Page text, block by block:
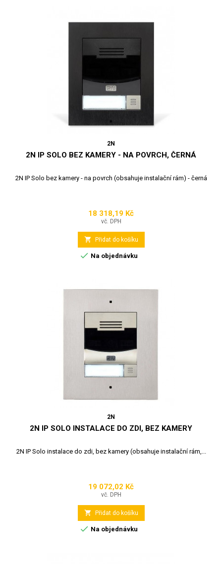
2N
2N IP SOLO BEZ KAMERY - NA POVRCH, ČERNÁ
2N IP Solo bez kamery - na povrch (obsahuje instalační rám) - černá
Cena
18 318,19 Kč
vč. DPH
 Přidat do košíku
 Na objednávku
2N
2N IP SOLO INSTALACE DO ZDI, BEZ KAMERY
2N IP Solo instalace do zdi, bez kamery (obsahuje instalační rám,...
Cena
19 072,02 Kč
vč. DPH
 Přidat do košíku
 Na objednávku